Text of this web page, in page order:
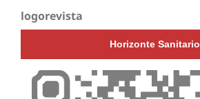
logorevista
Horizonte Sanitario